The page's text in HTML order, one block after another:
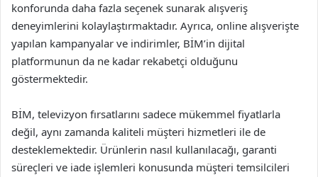
konforunda daha fazla seçenek sunarak alışveriş
deneyimlerini kolaylaştırmaktadır. Ayrıca, online alışverişte
yapılan kampanyalar ve indirimler, BİM’in dijital
platformunun da ne kadar rekabetçi olduğunu
göstermektedir.
BİM, televizyon fırsatlarını sadece mükemmel fiyatlarla
değil, aynı zamanda kaliteli müşteri hizmetleri ile de
desteklemektedir. Ürünlerin nasıl kullanılacağı, garanti
süreçleri ve iade işlemleri konusunda müşteri temsilcileri